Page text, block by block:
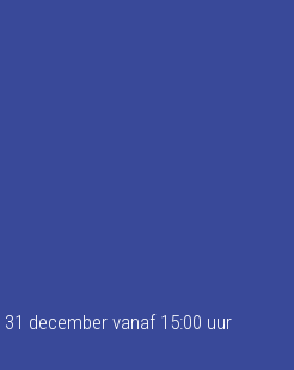
december vanaf 15:00 uur